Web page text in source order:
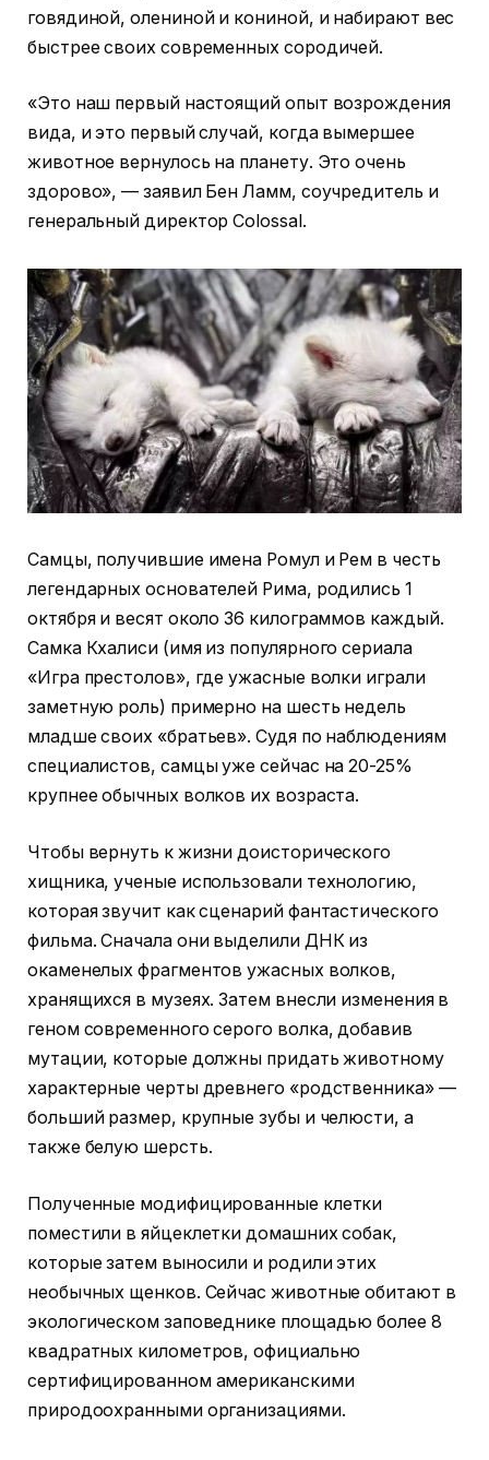
говядиной, олениной и кониной, и набирают вес
быстрее своих современных сородичей.
«Это наш первый настоящий опыт возрождения
вида, и это первый случай, когда вымершее
животное вернулось на планету. Это очень
здорово», — заявил Бен Ламм, соучредитель и
генеральный директор Colossal.
Самцы, получившие имена Ромул и Рем в честь
легендарных основателей Рима, родились 1
октября и весят около 36 килограммов каждый.
Самка Кхалиси (имя из популярного сериала
«Игра престолов», где ужасные волки играли
заметную роль) примерно на шесть недель
младше своих «братьев». Судя по наблюдениям
специалистов, самцы уже сейчас на 20-25%
крупнее обычных волков их возраста.
Чтобы вернуть к жизни доисторического
хищника, ученые использовали технологию,
которая звучит как сценарий фантастического
фильма. Сначала они выделили ДНК из
окаменелых фрагментов ужасных волков,
хранящихся в музеях. Затем внесли изменения в
геном современного серого волка, добавив
мутации, которые должны придать животному
характерные черты древнего «родственника» —
больший размер, крупные зубы и челюсти, а
также белую шерсть.
Полученные модифицированные клетки
поместили в яйцеклетки домашних собак,
которые затем выносили и родили этих
необычных щенков. Сейчас животные обитают в
экологическом заповеднике площадью более 8
квадратных километров, официально
сертифицированном американскими
природоохранными организациями.